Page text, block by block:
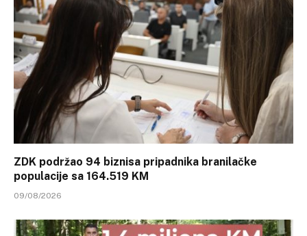
ZDK podržao 94 biznisa pripadnika branilačke
populacije sa 164.519 KM
09/08/2026